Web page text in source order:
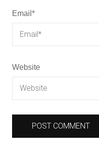
Email *
Website